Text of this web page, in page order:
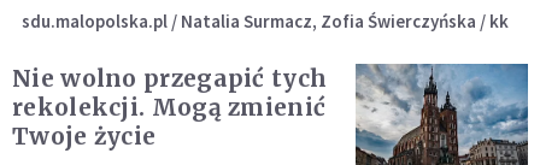
sdu.malopolska.pl / Natalia Surmacz, Zofia Świerczyńska / kk
Nie wolno przegapić tych
rekolekcji. Mogą zmienić
Twoje życie